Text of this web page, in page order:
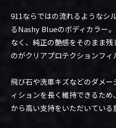
911ならではの流れるようなシ
るNashy Blueのボディカラー
なく、純正の艶感をそのまま
のがクリアプロテクションフィ
飛び石や洗車キズなどのダメ
ィションを長く維持できるた
から高い支持をいただいている